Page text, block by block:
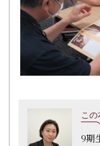
こ
9期